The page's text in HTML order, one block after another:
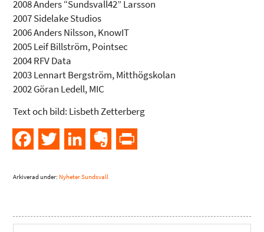
2008 Anders “Sundsvall42” Larsson
2007 Sidelake Studios
2006 Anders Nilsson, KnowIT
2005 Leif Billström, Pointsec
2004 RFV Data
2003 Lennart Bergström, Mitthögskolan
2002 Göran Ledell, MIC
Text och bild: Lisbeth Zetterberg
FacebookTwitter LinkedInEvernote
Arkiverad under: Nyheter Sundsvall